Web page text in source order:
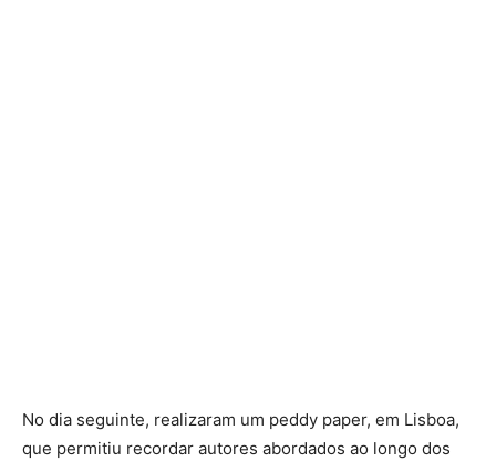
No dia seguinte, realizaram um peddy paper, em Lisboa,
que permitiu recordar autores abordados ao longo dos